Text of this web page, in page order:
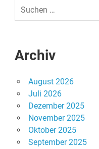
Archiv
August 2026
Juli 2026
Dezember 2025
November 2025
Oktober 2025
September 2025